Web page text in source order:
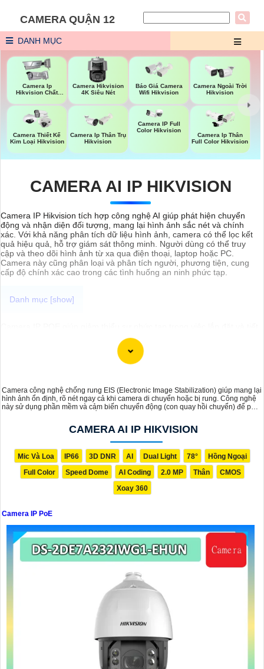
CAMERA QUẬN 12
DANH MỤC
Camera Ip
Hikvision Chất
Camera Hikvision
4K Siêu Nét
Báo Giá Camera
Wifi Hikvision
Camera Ngoài Trời
Hikvision
Camera Thiết Kế
Kim Loại Hikvision
Camera Ip Thân Trụ
Hikvision
Camera IP Full
Color Hikvision
Camera Ip Thân
Full Color Hikvision
CAMERA AI IP HIKVISION
Camera IP Hikvision tích hợp công nghệ AI giúp phát hiện chuyển
động và nhận diện đối tượng, mang lại hình ảnh sắc nét và chính
xác. Với khả năng phân tích dữ liệu hình ảnh, camera có thể lọc kết
quả hiệu quả, hỗ trợ giám sát thông minh. Người dùng có thể truy
cập và theo dõi hình ảnh từ xa qua điện thoại, laptop hoặc PC.
Camera này cũng phân loại và phân tích người, phương tiện, cung
cấp độ chính xác cao trong các tình huống an ninh phức tạp.
kiệm chi phí cáp vì không cần phải kéo riêng cáp nguồn và cáp
mạng. Dòng camera này chính là sự lựa chọn lý tưởng cho các hệ
thống giám sát hiện đại, mang lại sự tiện lợi, ổn định và tiết kiệm chi
phí cho người sử dụng. Dưới đây là một số đề xuất lắp camera IP
Camera công nghệ chống rung EIS (Electronic Image Stabilization) giúp mang lại
hình ảnh ổn định, rõ nét ngay cả khi camera di chuyển hoặc bị rung. Công nghệ
này sử dụng phần mềm và cảm biến chuyển động (con quay hồi chuyển) để phát
CAMERA AI IP HIKVISION
Mic Và Loa IP66 3D DNR AI Dual Light 78°
Hồng Ngoại
Full Color
Speed Dome AI Coding 2.0 MP Thân
CMOS
Xoay 360
Camera IP PoE